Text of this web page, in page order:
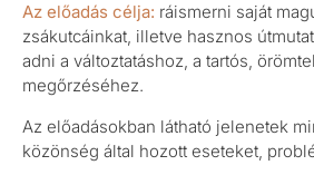
Az előadás célja: ráismerni saját
zsákutcáinkat, illetve hasznos
adni a változtatáshoz, a tartós,
megőrzéséhez.
Az előadásokban látható jelenetek
közönség által hozott eseteket,